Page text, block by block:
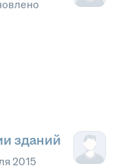
зданий
2015